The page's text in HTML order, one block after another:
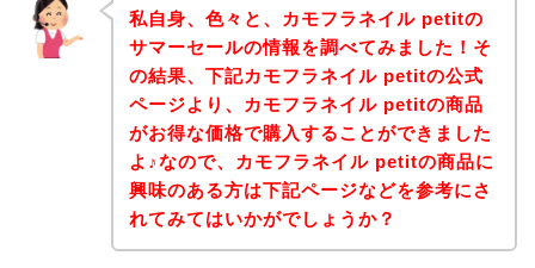
私自身、色々と、カモフラネイル petitの
サマーセールの情報を調べてみました！そ
の結果、下記カモフラネイル petitの公式
ページより、カモフラネイル petitの商品
がお得な価格で購入することができました
よ♪なので、カモフラネイル petitの商品に
興味のある方は下記ページなどを参考にさ
れてみてはいかがでしょうか？